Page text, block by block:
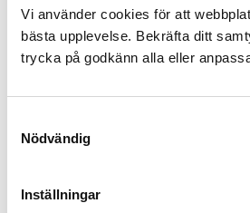
Vi använder cookies för att
bästa upplevelse. Bekräfta ditt
trycka på godkänn alla eller
Nödvändig
Inställningar
Tråd